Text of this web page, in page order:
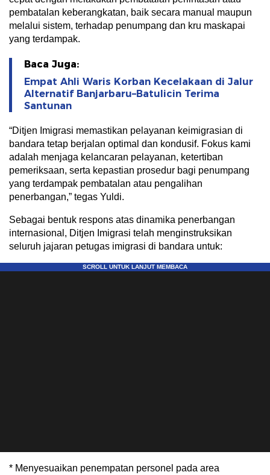
pembatalan keberangkatan, baik secara manual maupun
melalui sistem, terhadap penumpang dan kru maskapai
yang terdampak.
Baca Juga:
Empat Ahli Waris Korban Kecelakaan di Jalur
Alternatif Banjarbaru–Batulicin Terima
Santunan
“Ditjen Imigrasi memastikan pelayanan keimigrasian di
bandara tetap berjalan optimal dan kondusif. Fokus kami
adalah menjaga kelancaran pelayanan, ketertiban
pemeriksaan, serta kepastian prosedur bagi penumpang
yang terdampak pembatalan atau pengalihan
penerbangan,” tegas Yuldi.
Sebagai bentuk respons atas dinamika penerbangan
internasional, Ditjen Imigrasi telah menginstruksikan
seluruh jajaran petugas imigrasi di bandara untuk:
* Menyesuaikan penempatan personel pada area